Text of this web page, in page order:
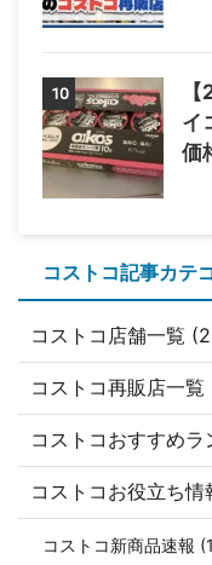
10
イ
価
コストコ記事カテ
コストコ店舗一覧
コストコ再販店一覧
コストコおすすめ
コストコお役立ち
コストコ新商品速報